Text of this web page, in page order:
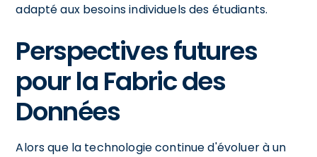
adapté aux besoins individuels des étudiants.
Perspectives futures
pour la Fabric des
Données
Alors que la technologie continue d'évoluer à un